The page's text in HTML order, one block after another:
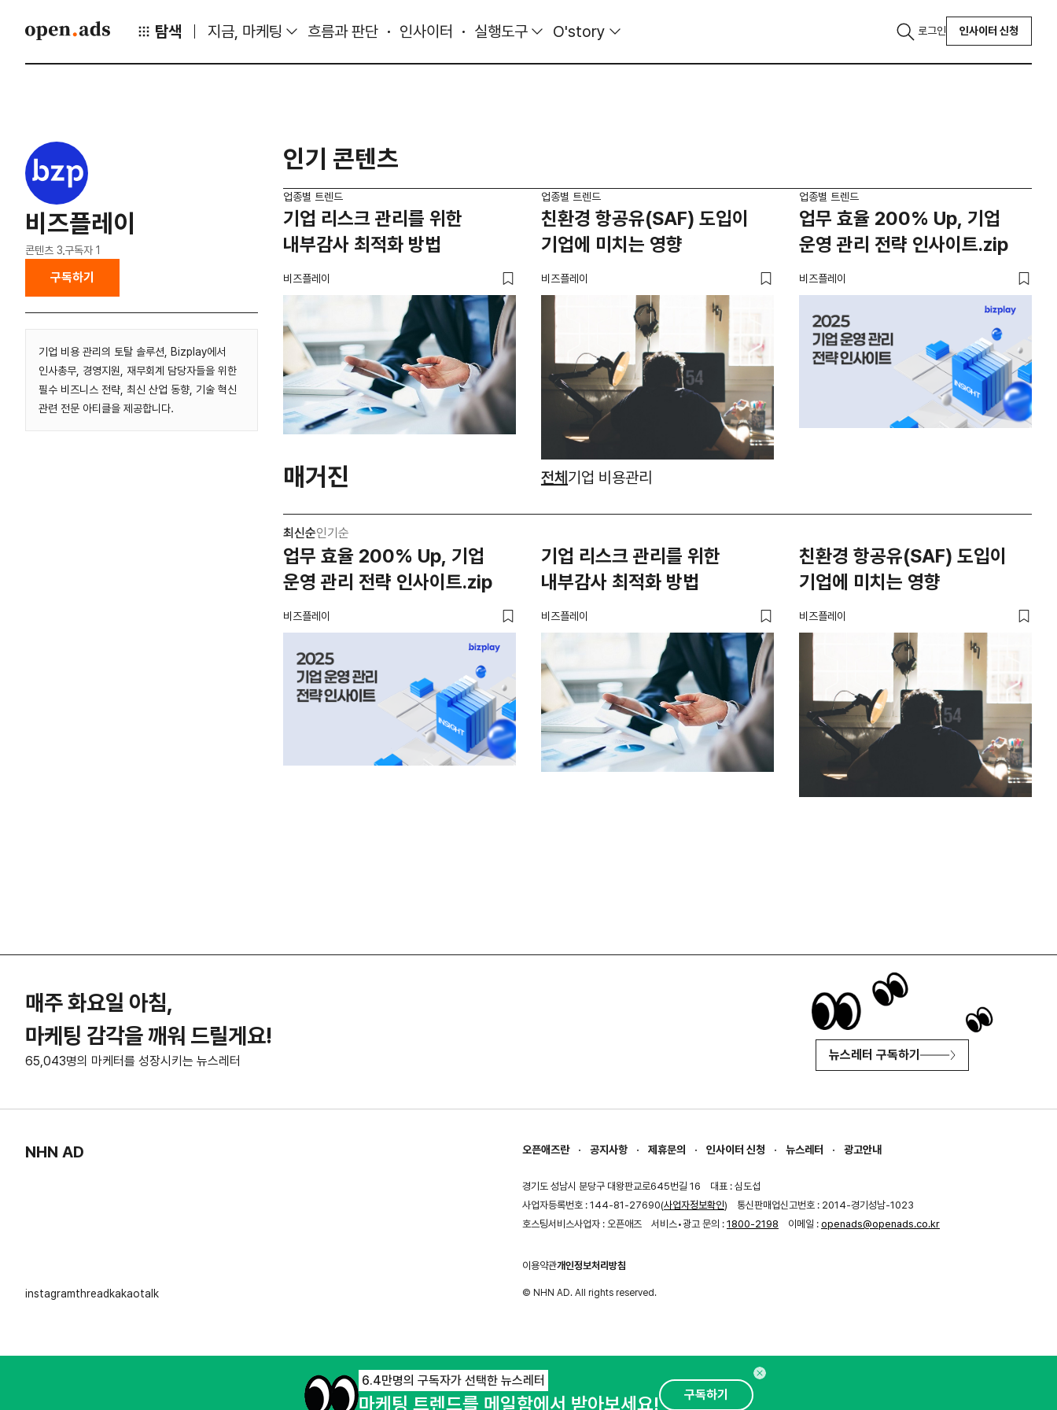
탐색 지금, 마케팅 흐름과 판단 인사이터 실행도구 O'story 로그인 인사이터 신청
비즈플레이
콘텐츠 3 구독자 1
구독하기
기업 비용 관리의 토탈 솔루션, Bizplay에서
인사총무, 경영지원, 재무회계 담당자들을 위한
필수 비즈니스 전략, 최신 산업 동향, 기술 혁신
관련 전문 아티클을 제공합니다.
인기 콘텐츠
업종별 트렌드
기업 리스크 관리를 위한
내부감사 최적화 방법
비즈플레이
업종별 트렌드
친환경 항공유(SAF) 도입이
기업에 미치는 영향
비즈플레이
업종별 트렌드
업무 효율 200% Up, 기업
운영 관리 전략 인사이트.zip
비즈플레이
매거진 전체 기업 비용관리
최신순인기순
업무 효율 200% Up, 기업
운영 관리 전략 인사이트.zip
비즈플레이
기업 리스크 관리를 위한
내부감사 최적화 방법
비즈플레이
친환경 항공유(SAF) 도입이
기업에 미치는 영향
비즈플레이
매주 화요일 아침,
마케팅 감각을 깨워 드릴게요!
65,043명의 마케터를 성장시키는 뉴스레터 뉴스레터 구독하기
NHN AD 오픈애즈란 공지사항 제휴문의 인사이터 신청 뉴스레터 광고안내
경기도 성남시 분당구 대왕판교로645번길 16
대표 : 심도섭
사업자등록번호 : 144-81-27690(사업자정보확인)
통신판매업신고번호 : 2014-경기성남-1023
호스팅서비스사업자 : 오픈애즈
서비스•광고 문의 : 1800-2198 이메일 : openads@openads.co.kr
이용약관개인정보처리방침
instagramthread kakaotalk © NHN AD. All rights reserved.
6.4만명의 구독자가 선택한 뉴스레터
마케팅 트렌드를 메일함에서 받아보세요! 구독하기